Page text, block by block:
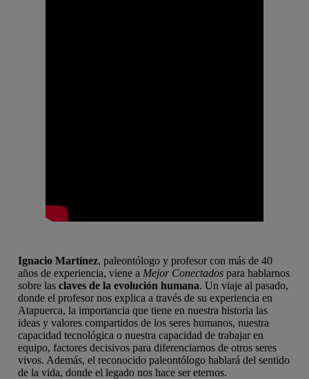
Ignacio Martínez, paleontólogo y profesor con más de 40
años de experiencia, viene a Mejor Conectados para hablarnos
sobre las claves de la evolución humana. Un viaje al pasado,
donde el profesor nos explica a través de su experiencia en
Atapuerca, la importancia que tiene en nuestra historia las
ideas y valores compartidos de los seres humanos, nuestra
capacidad tecnológica o nuestra capacidad de trabajar en
equipo, factores decisivos para diferenciarnos de otros seres
vivos. Además, el reconocido paleontólogo hablará del sentido
de la vida, donde el legado nos hace ser eternos.